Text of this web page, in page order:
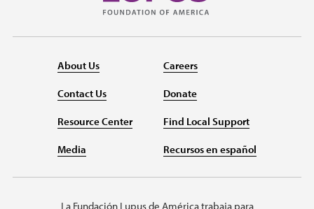
About Us
Contact Us
Resource Center
Media
Careers
Donate
Find Local Support
Recursos en español
La Fundación Lupus de América trabaja para